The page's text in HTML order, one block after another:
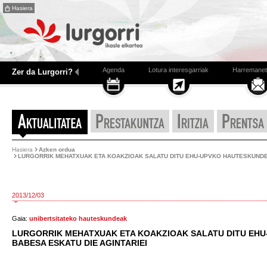
Hasiera
Zer da Lurgorri? Agenda Lotura interesgarriak
Hasiera
Azken ordua
LURGORRIK MEHATXUAK ETA KOAKZIOAK SALATU DITU EHU-UPVKO
2013/12/03
Gaia: unibertsitateko hauteskundeak
LURGORRIK MEHATXUAK ETA KOAKZIOAK SALATU DITU
BABESA ESKATU DIE AGINTARIEI